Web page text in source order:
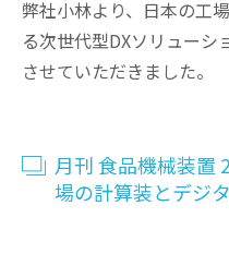
弊社小林より、日本の工
る次世代型DXソリューシ
させていただきました。
月刊 食品機械装置
場の計算装とデジ